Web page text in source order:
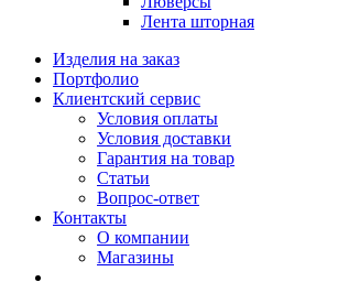
Лента шторная
Изделия на заказ
Портфолио
Клиентский сервис
Условия оплаты
Условия доставки
Гарантия на товар
Статьи
Вопрос-ответ
Контакты
О компании
Магазины